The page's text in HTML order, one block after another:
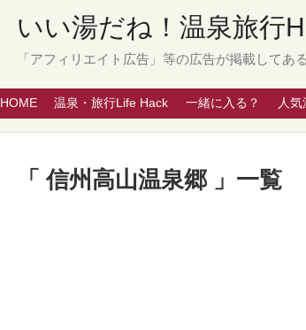
いい湯だね！温泉旅行
「アフィリエイト広告」等の広告が掲載してあ
HOME 温泉・旅行Life Hack 一緒に入る？ 人
「 信州高山温泉郷 」一覧